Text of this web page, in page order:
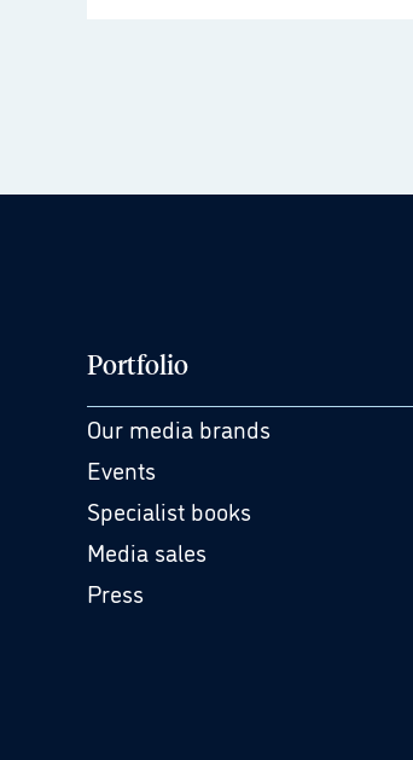
Portfolio
Our media brands
Events
Specialist books
Media sales
Press